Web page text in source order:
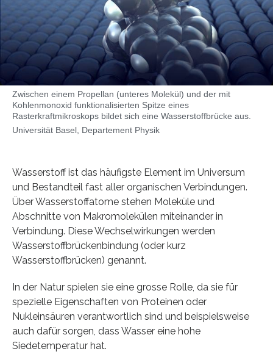
Zwischen einem Propellan (unteres Molekül) und der mit
Kohlenmonoxid funktionalisierten Spitze eines
Rasterkraftmikroskops bildet sich eine Wasserstoffbrücke aus.
Universität Basel, Departement Physik
Wasserstoff ist das häufigste Element im Universum
und Bestandteil fast aller organischen Verbindungen.
Über Wasserstoffatome stehen Moleküle und
Abschnitte von Makromolekülen miteinander in
Verbindung. Diese Wechselwirkungen werden
Wasserstoffbrückenbindung (oder kurz
Wasserstoffbrücken) genannt.
In der Natur spielen sie eine grosse Rolle, da sie für
spezielle Eigenschaften von Proteinen oder
Nukleinsäuren verantwortlich sind und beispielsweise
auch dafür sorgen, dass Wasser eine hohe
Siedetemperatur hat.